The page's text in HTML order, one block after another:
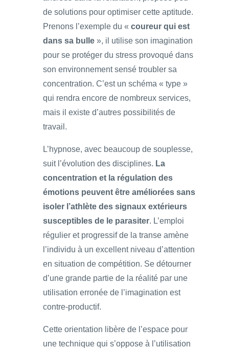
de solutions pour optimiser cette aptitude.
Prenons l’exemple du « coureur qui est
dans sa bulle », il utilise son imagination
pour se protéger du stress provoqué dans
son environnement sensé troubler sa
concentration. C’est un schéma « type »
qui rendra encore de nombreux services,
mais il existe d’autres possibilités de
travail.
L’hypnose, avec beaucoup de souplesse,
suit l’évolution des disciplines. La
concentration et la régulation des
émotions peuvent être améliorées sans
isoler l’athlète des signaux extérieurs
susceptibles de le parasiter. L’emploi
régulier et progressif de la transe amène
l’individu à un excellent niveau d’attention
en situation de compétition. Se détourner
d’une grande partie de la réalité par une
utilisation erronée de l’imagination est
contre-productif.
Cette orientation libère de l’espace pour
une technique qui s’oppose à l’utilisation